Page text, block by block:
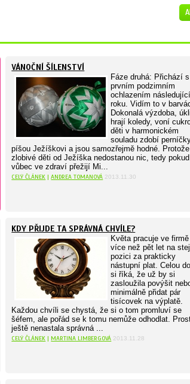
VÁNOČNÍ ŠÍLENSTVÍ
Fáze druhá: Přichází s
prvním podzimním
ochlazením
roku. Vidím to v
Dokonalá výzdoba,
hrají koledy, voní
děti v harmonickém
souladu zdobí
píšou Ježíškovi a jsou samozřejmě hodné. Protože
zlobivé děti od Ježíška nedostanou nic, tedy pokud
vůbec ve zdraví přežijí Mi...
CELÝ ČLÁNEK |ANDREA TOMANOVÁ 2013.11.30
KDY PŘIJDE TA SPRÁVNÁ CHVÍLE?
Květa pracuje ve
více než pět let na
pozici za prakticky
nástupní plat. Celou
si říká, že už by si
zasloužila povýšit
minimálně přidat pár
tisícovek na výplatě.
Každou chvíli se chystá, že si o tom promluví se
šéfem, ale pořád se k tomu nemůže odhodlat.
ještě nenastala správná ...
CELÝ ČLÁNEK | MARTINA LIMBERGOVÁ 2013.11.28